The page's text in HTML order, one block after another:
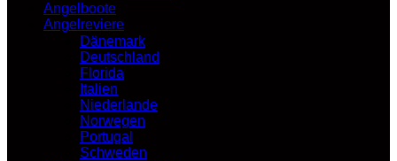
Angelboote
Angelreviere
Dänemark
Deutschland
Florida
Italien
Niederlande
Norwegen
Portugal
Schweden